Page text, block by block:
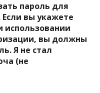
пароль для
вы укажете
использовании
вы должны
Я не стал
(не